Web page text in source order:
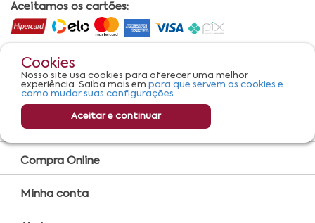
Cookies
Nosso site usa cookies para oferecer uma melhor
experiência. Saiba mais em para que servem os cookies e
como mudar suas configurações.
Aceitar e continuar
Aceitamos os cartões:
Serviços
Convênio Farmácia
Farmácia Popular
Encarte
Compra Online
Minha conta